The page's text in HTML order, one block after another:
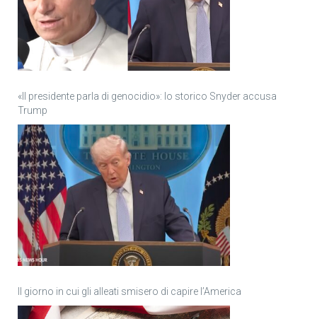
«Il presidente parla di genocidio»: lo storico Snyder accusa
Trump
Il giorno in cui gli alleati smisero di capire l’America